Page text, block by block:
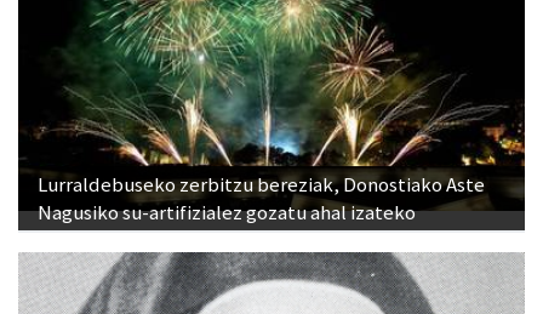
Lurraldebuseko zerbitzu bereziak, Donostiako Aste
Nagusiko su-artifizialez gozatu ahal izateko